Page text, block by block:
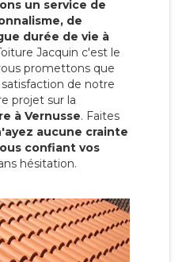
un service de
de
durée de vie à
Jacquin c'est le
promettons que
de notre
projet sur la
à Vernusse. Faites
aucune crainte
confiant vos
hésitation.